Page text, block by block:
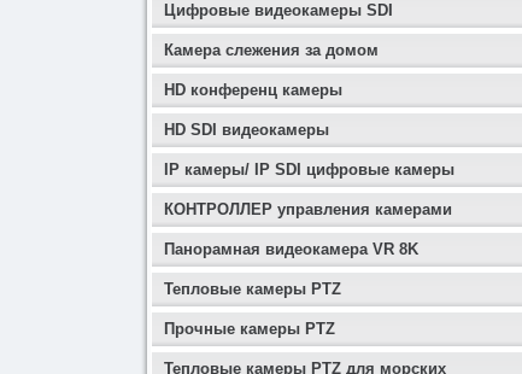
Цифровые видеокамеры SDI
Камера слежения за домом
HD конференц камеры
HD SDI видеокамеры
IP камеры/ IP SDI цифровые камеры
КОНТРОЛЛЕР управления камерами
Панорамная видеокамера VR 8K
Тепловые камеры PTZ
Прочные камеры PTZ
Тепловые камеры PTZ для морских